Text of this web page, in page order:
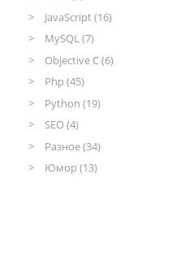
JavaScript (16)
MySQL (7)
Objective C (6)
Php (45)
Python (19)
SEO (4)
Разное (34)
Юмор (13)